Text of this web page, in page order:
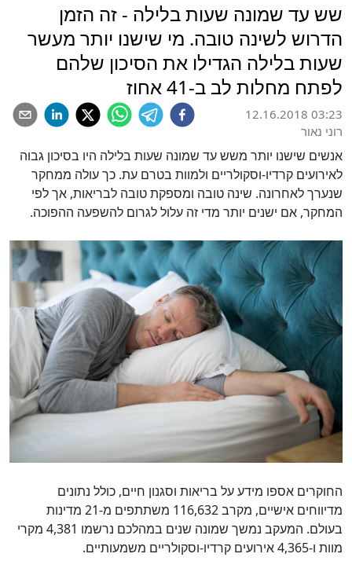
שש עד שמונה שעות בלילה - זה הזמן
הדרוש לשינה טובה. מי שישנו יותר מעשר
שעות בלילה הגדילו את הסיכון שלהם
לפתח מחלות לב ב-41 אחוז
12.16.2018 03:23
רוני נאור
אנשים שישנו יותר משש עד שמונה שעות בלילה היו בסיכון גבוה
לאירועים קרדיו-וסקולריים ולמוות בטרם עת. כך עולה ממחקר
שנערך לאחרונה. שינה טובה ומספקת טובה לבריאות, אך לפי
המחקר, אם ישנים יותר מדי זה עלול לגרום להשפעה ההפוכה.
החוקרים אספו מידע על בריאות וסגנון חיים, כולל נתונים
מדיווחים אישיים, מקרב 116,632 משתתפים מ-21 מדינות
בעולם. המעקב נמשך שמונה שנים במהלכם נרשמו 4,381 מקרי
מוות ו-4,365 אירועים קרדיו-וסקולריים משמעותיים.